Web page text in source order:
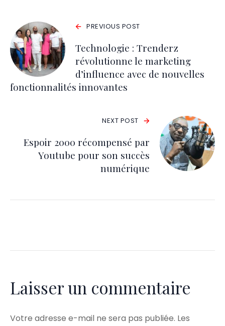
PREVIOUS POST
Technologie : Trenderz
révolutionne le marketing
d’influence avec de nouvelles
fonctionnalités innovantes
NEXT POST
Espoir 2000 récompensé par
Youtube pour son succès
numérique
Laisser un commentaire
Votre adresse e-mail ne sera pas publiée. Les